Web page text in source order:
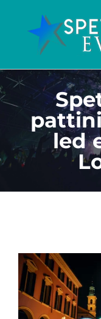
contenuto
led
Ingrandisci
immagine